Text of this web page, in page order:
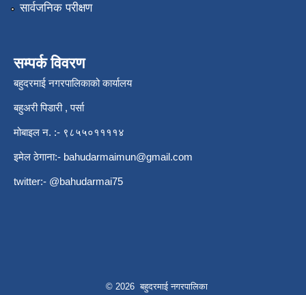
सार्वजनिक परीक्षण
सम्पर्क विवरण
बहुदरमाई नगरपालिकाको कार्यालय
बहुअरी पिडारी , पर्सा
मोबाइल न. :- ९८५५०११११४
इमेल ठेगाना:- bahudarmaimun@gmail.com
twitter:- @bahudarmai75
© 2026 बहुदरमाई नगरपालिका